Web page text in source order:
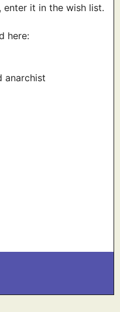
enter it in the wish list.
here: